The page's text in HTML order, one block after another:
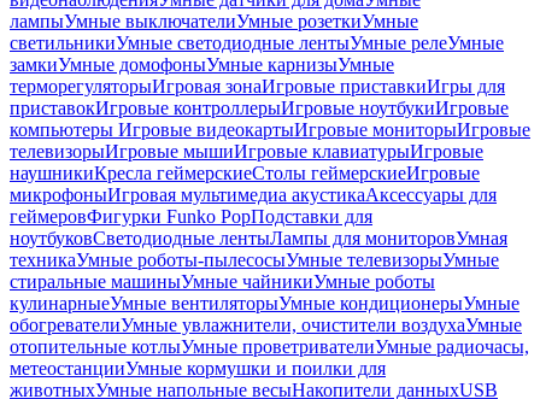
лампыУмные выключателиУмные розеткиУмные
светильникиУмные светодиодные лентыУмные релеУмные
замкиУмные домофоныУмные карнизыУмные
терморегуляторыИгровая зонаИгровые приставкиИгры для
приставокИгровые контроллерыИгровые ноутбукиИгровые
компьютеры Игровые видеокартыИгровые мониторыИгровые
телевизорыИгровые мышиИгровые клавиатурыИгровые
наушникиКресла геймерскиеСтолы геймерскиеИгровые
микрофоныИгровая мультимедиа акустикаАксессуары для
геймеровФигурки Funko PopПодставки для
ноутбуковСветодиодные лентыЛампы для мониторовУмная
техникаУмные роботы-пылесосыУмные телевизорыУмные
стиральные машиныУмные чайникиУмные роботы
кулинарныеУмные вентиляторыУмные кондиционерыУмные
обогревателиУмные увлажнители, очистители воздухаУмные
отопительные котлыУмные проветривателиУмные радиочасы,
метеостанцииУмные кормушки и поилки для
животныхУмные напольные весыНакопители данныхUSB